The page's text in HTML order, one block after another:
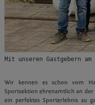
Mit unseren Gastgebern
Wir kennen es schon vom
Sportsektion ehrenamtlich an
ein perfektes Sporterlebnis zu